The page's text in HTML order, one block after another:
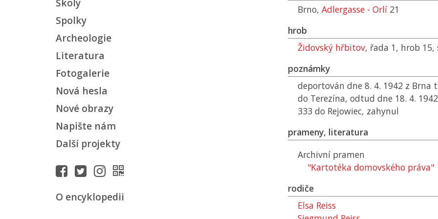
Školy
Spolky
Archeologie
Literatura
Fotogalerie
Nová hesla
Nové obrazy
Napište nám
Další projekty
O encyklopedii
Brno, Adlergasse - Orlí 21
hrob
Židovský hřbitov, řada 1, hrob 15,
poznámky
deportován dne 8. 4. 1942 z Brna
do Terezína, odtud dne 18. 4.
333 do Rejowiec, zahynul
prameny, literatura
Archivní pramen
"Kartotéka domovského práva"
rodiče
Elsa Reiss